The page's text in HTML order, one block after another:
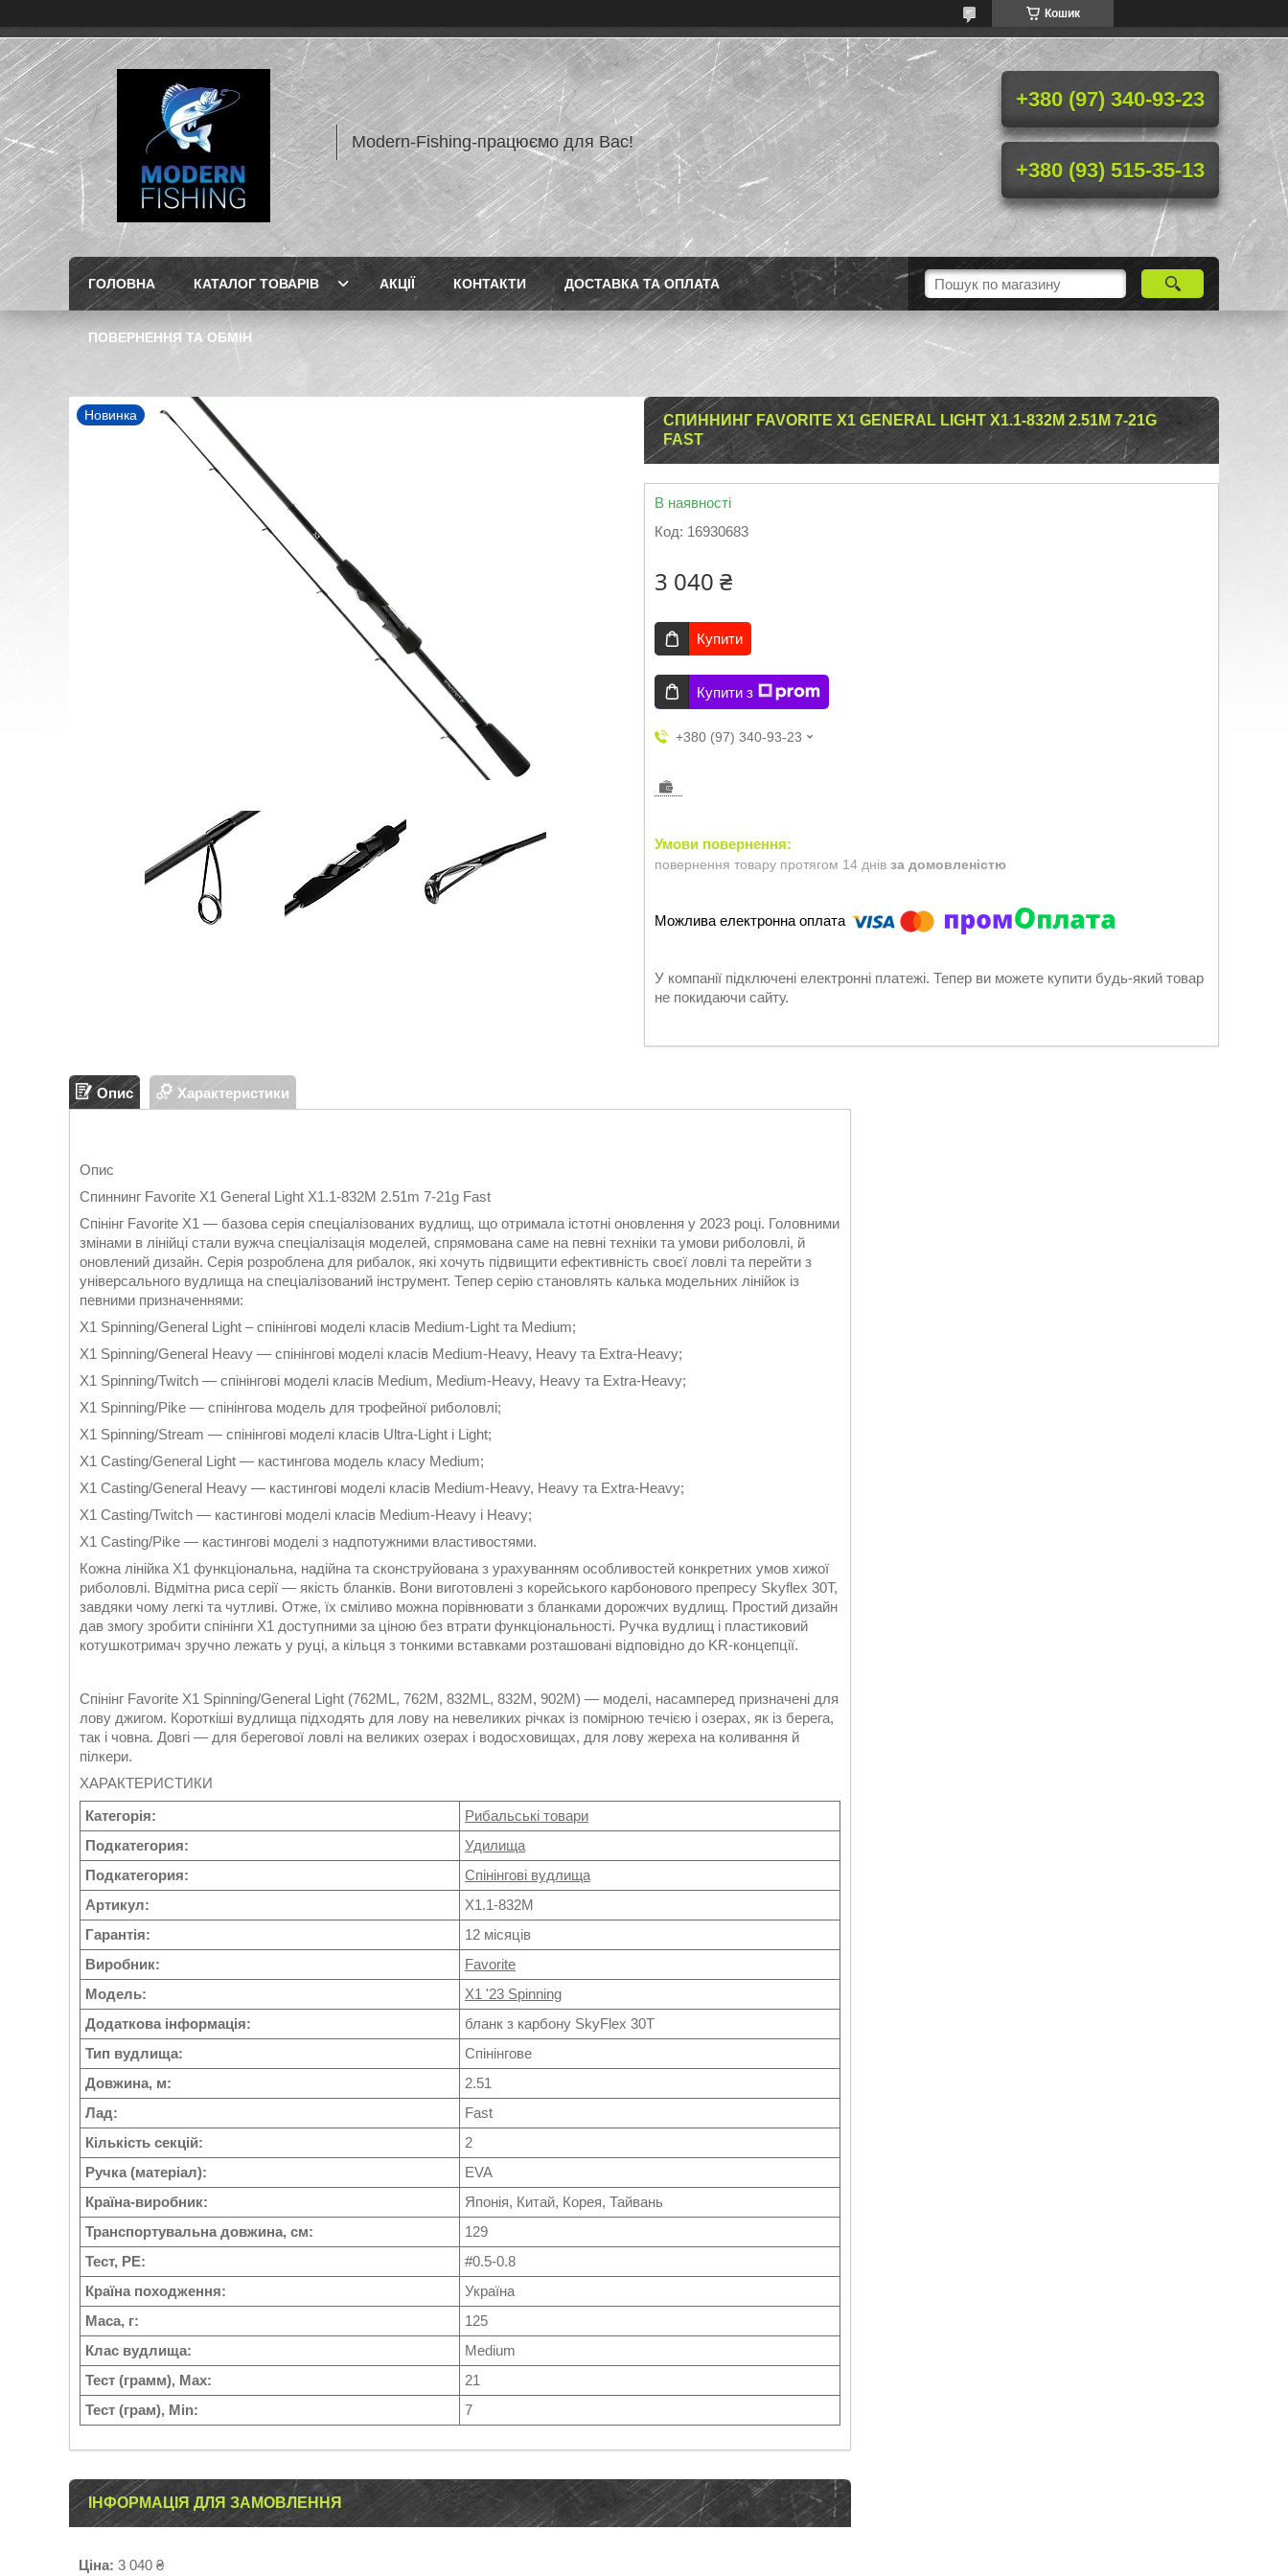
Кошик
Modern-Fishing-працюємо для Вас!
+380 (97) 340-93-23
+380 (93) 515-35-13
ГОЛОВНА КАТАЛОГ ТОВАРІВ АКЦІЇ КОНТАКТИ ДОСТАВКА ТА ОПЛАТА
ПОВЕРНЕННЯ ТА ОБМІН
Новинка
СПИННИНГ FAVORITE X1 GENERAL LIGHT X1.1-832M 2.51M 7-21G
FAST
В наявності
Код: 16930683
3 040 ₴
Купити
Купити з
+380 (97) 340-93-23
повернення товару протягом 14 днів за домовленістю
У компанії підключені електронні платежі. Тепер ви можете купити будь-який товар
не покидаючи сайту.
Опис Характеристики
Опис
Спиннинг Favorite X1 General Light X1.1-832M 2.51m 7-21g Fast
Спінінг Favorite X1 — базова серія спеціалізованих вудлищ, що отримала істотні оновлення у 2023 році. Головними
змінами в лінійці стали вужча спеціалізація моделей, спрямована саме на певні техніки та умови риболовлі, й
оновлений дизайн. Серія розроблена для рибалок, які хочуть підвищити ефективність своєї ловлі та перейти з
універсального вудлища на спеціалізований інструмент. Тепер серію становлять калька модельних лінійок із
певними призначеннями:
X1 Spinning/General Light – спінінгові моделі класів Medium-Light та Medium;
X1 Spinning/General Heavy — спінінгові моделі класів Medium-Heavy, Heavy та Extra-Heavy;
X1 Spinning/Twitch — спінінгові моделі класів Medium, Medium-Heavy, Heavy та Extra-Heavy;
X1 Spinning/Pike — спінінгова модель для трофейної риболовлі;
X1 Spinning/Stream — спінінгові моделі класів Ultra-Light і Light;
X1 Casting/General Light — кастингова модель класу Medium;
X1 Casting/General Heavy — кастингові моделі класів Medium-Heavy, Heavy та Extra-Heavy;
X1 Casting/Twitch — кастингові моделі класів Medium-Heavy і Heavy;
X1 Casting/Pike — кастингові моделі з надпотужними властивостями.
Кожна лінійка Х1 функціональна, надійна та сконструйована з урахуванням особливостей конкретних умов хижої
риболовлі. Відмітна риса серії — якість бланків. Вони виготовлені з корейського карбонового препресу Skyflex 30T,
завдяки чому легкі та чутливі. Отже, їх сміливо можна порівнювати з бланками дорожчих вудлищ. Простий дизайн
дав змогу зробити спінінги Х1 доступними за ціною без втрати функціональності. Ручка вудлищ і пластиковий
котушкотримач зручно лежать у руці, а кільця з тонкими вставками розташовані відповідно до KR-концепції.
Спінінг Favorite X1 Spinning/General Light (762ML, 762M, 832ML, 832M, 902M) — моделі, насамперед призначені для
лову джигом. Короткіші вудлища підходять для лову на невеликих річках із помірною течією і озерах, як із берега,
так і човна. Довгі — для берегової ловлі на великих озерах і водосховищах, для лову жереха на коливання й
пілкери.
ХАРАКТЕРИСТИКИ
Категорія:
Рибальські товари
Подкатегория:
Удилища
Подкатегория:
Спінінгові вудлища
Артикул:
X1.1-832M
Гарантія:
12 місяців
Виробник:
Favorite
Модель:
X1 '23 Spinning
Додаткова інформація:
бланк з карбону SkyFlex 30T
Тип вудлища:
Спінінгове
Довжина, м:
2.51
Лад:
Fast
Кількість секцій:
2
Ручка (матеріал):
EVA
Країна-виробник:
Японія, Китай, Корея, Тайвань
Транспортувальна довжина, см:
129
Тест, PE:
#0.5-0.8
Країна походження:
Україна
Маса, г:
125
Клас вудлища:
Medium
Тест (грамм), Max:
21
Тест (грам), Min:
7
ІНФОРМАЦІЯ ДЛЯ ЗАМОВЛЕННЯ
Ціна: 3 040 ₴